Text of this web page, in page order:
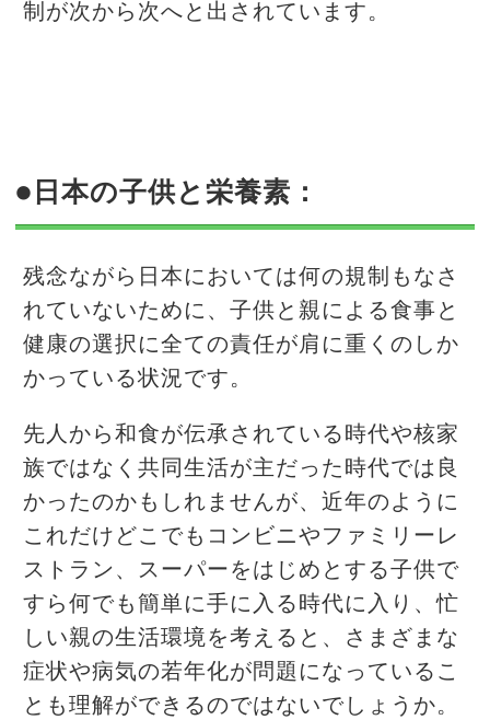
制が次から次へと出されています。
●日本の子供と栄養素：
残念ながら日本においては何の規制もなさ
れていないために、子供と親による食事と
健康の選択に全ての責任が肩に重くのしか
かっている状況です。
先人から和食が伝承されている時代や核家
族ではなく共同生活が主だった時代では良
かったのかもしれませんが、近年のように
これだけどこでもコンビニやファミリーレ
ストラン、スーパーをはじめとする子供で
すら何でも簡単に手に入る時代に入り、忙
しい親の生活環境を考えると、さまざまな
症状や病気の若年化が問題になっているこ
とも理解ができるのではないでしょうか。